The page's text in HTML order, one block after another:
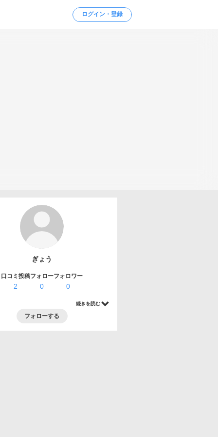
ログイン・登録
ぎょう
口コミ投稿
2
フォロー
0
フォロワー
0
続きを読む
フォローする